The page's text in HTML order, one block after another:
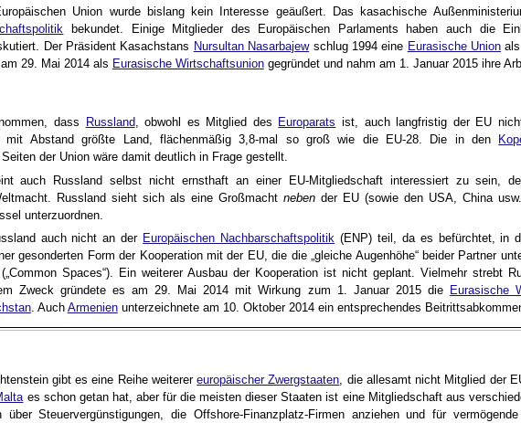
Union wurde bislang kein Interesse geäußert. Das kasachische
bekundet. Einige Mitglieder des Europäischen Parlaments haben auch die
Der Präsident Kasachstans Nursultan Nasarbajewschlug 1994 eine Eurasische Union
29. Mai 2014 als Eurasische Wirtschaftsuniongegründet und nahm am 1. Januar 2015 ihre
dass Russland, obwohl es Mitglied des Europarats ist, auch langfristig der EU
mit Abstand größte Land, flächenmäßig 3,8-mal so groß wie die EU-28. Die in den
der Union wäre damit deutlich in Frage gestellt.
auch Russland selbst nicht ernsthaft an einer EU-Mitgliedschaft interessiert zu sein,
Russland sieht sich als eine Großmacht nebender EU (sowie den USA, China
unterzuordnen.
auch nicht an der Europäischen Nachbarschaftspolitik (ENP) teil, da es befürchtet, in
gesonderten Form der Kooperation mit der EU, die die „gleiche Augenhöhe“ beider Partner
(„Common Spaces“). Ein weiterer Ausbau der Kooperation ist nicht geplant. Vielmehr strebt
Zweck gründete es am 29. Mai 2014 mit Wirkung zum 1. Januar 2015 die Eurasische
. Auch Armenienunterzeichnete am 10. Oktober 2014 ein entsprechendes
gibt es eine Reihe weiterereuropäischer Zwergstaaten, die allesamt nicht Mitglied der
es schon getan hat, aber für die meisten dieser Staaten ist eine Mitgliedschaft aus
Steuervergünstigungen, die Offshore-Finanzplatz-Firmen anziehen und für